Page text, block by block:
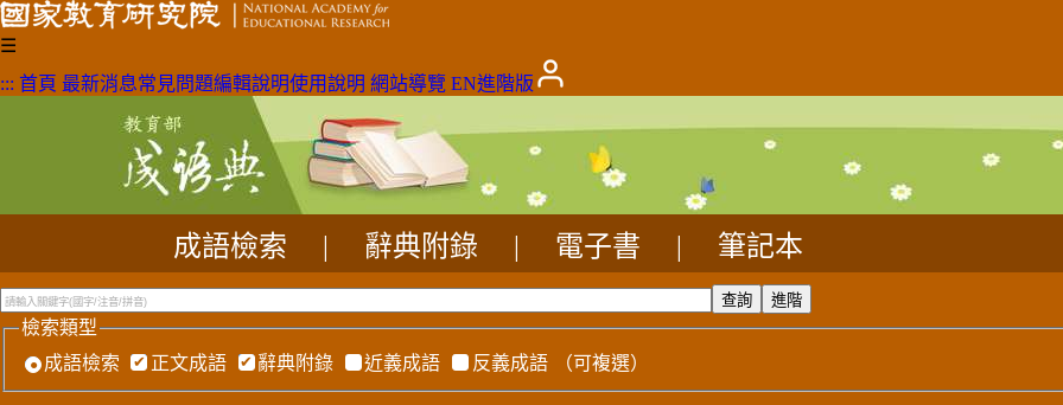
☰
::: 首頁 最新消息常見問題編輯說明使用說明 網站導覽 EN進階版
成語檢索 辭典附錄 電子書 筆記本
檢索類型
成語檢索
正文成語 辭典附錄 近義成語 反義成語 （可複選）